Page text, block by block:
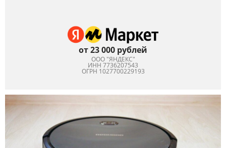
от 23 000 рублей
ООО "ЯНДЕКС"
ИНН 7736207543
ОГРН 1027700229193